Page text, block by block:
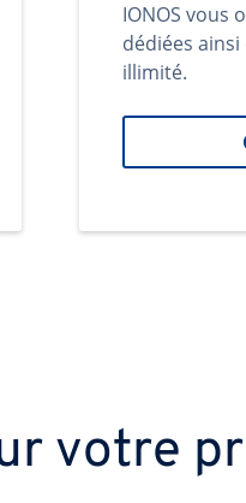
IONOS vous
dédiées
illimité.
votre